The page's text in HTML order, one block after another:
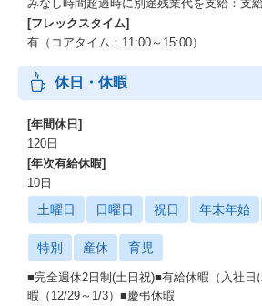
■婦人科検診費用の補助
■サプライ品の貸与
■コドモン公式グッズの無料配布
■新入社員入社オリエンテーション2日間実施
■バディ制度
-入社後3ヶ月間、困った時にいつでも相談
アサイン
■業務時間の一部を自己研鑽に充てられる週
■服装自由
みなし時間超過時に別途残業代を支給：支
[フレックスタイム]
有（コアタイム：11:00～15:00）
休日・休暇
[年間休日]
120日
[年次有給休暇]
10日
土曜日 日曜日 祝日 年末年始
特別 産休 育児
■完全週休2日制(土日祝)■有給休暇（入社日
暇（12/29～1/3）■慶弔休暇